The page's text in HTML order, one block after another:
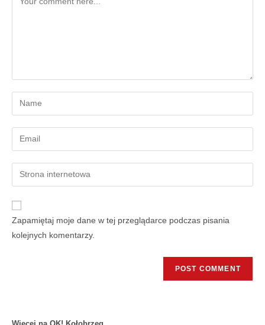
Zapamiętaj moje dane w tej przeglądarce podczas pisania
kolejnych komentarzy.